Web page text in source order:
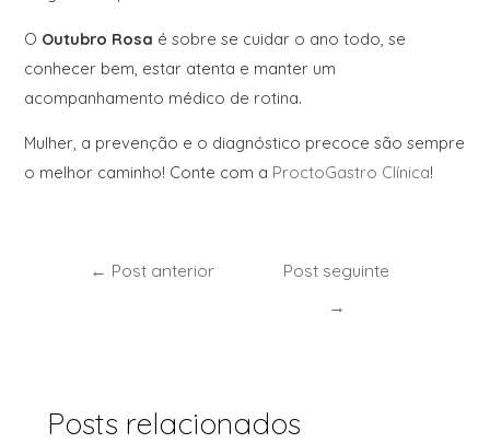
O Outubro Rosa é sobre se cuidar o ano todo, se
conhecer bem, estar atenta e manter um
acompanhamento médico de rotina.
Mulher, a prevenção e o diagnóstico precoce são sempre
o melhor caminho! Conte com a ProctoGastro Clínica!
← Post anterior
Post seguinte
→
Posts relacionados